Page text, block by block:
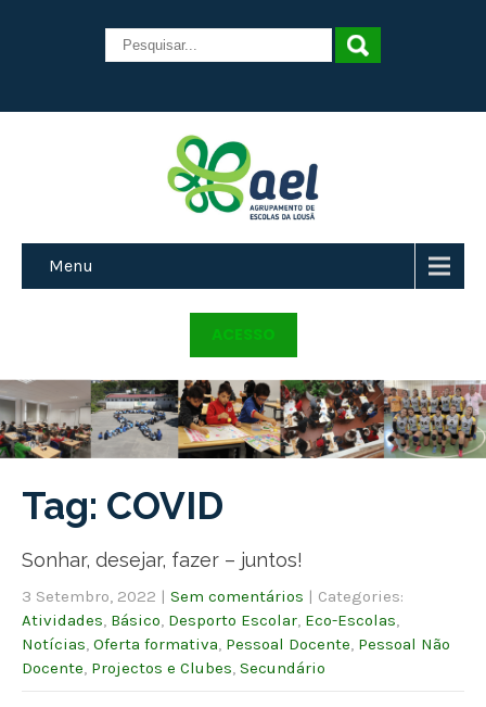
Menu
ACESSO
Tag: COVID
Sonhar, desejar, fazer – juntos!
3 Setembro, 2022 | Sem comentários | Categories:
Atividades Básico Desporto Escolar Eco-Escolas
Notícias Oferta formativa Pessoal Docente Pessoal Não
Docente Projectos e Clubes Secundário